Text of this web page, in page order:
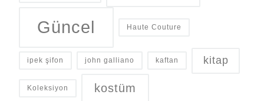
Güncel Haute Couture
ipek şifon john galliano kaftan kitap
Koleksiyon kostüm